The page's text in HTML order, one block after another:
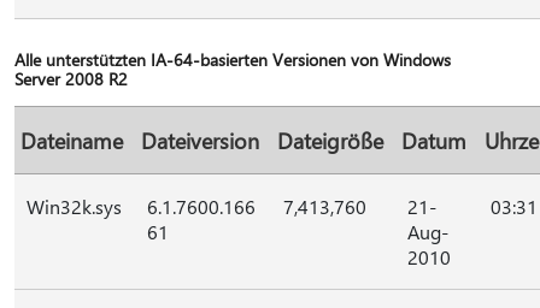
Alle unterstützten IA-64-basierten Versionen von Windows
Server 2008 R2
Dateiname Dateiversion Dateigröße Datum
Win32k.sys
6.1.7600.166
61
7,413,760
21-
Aug-
2010
03:31